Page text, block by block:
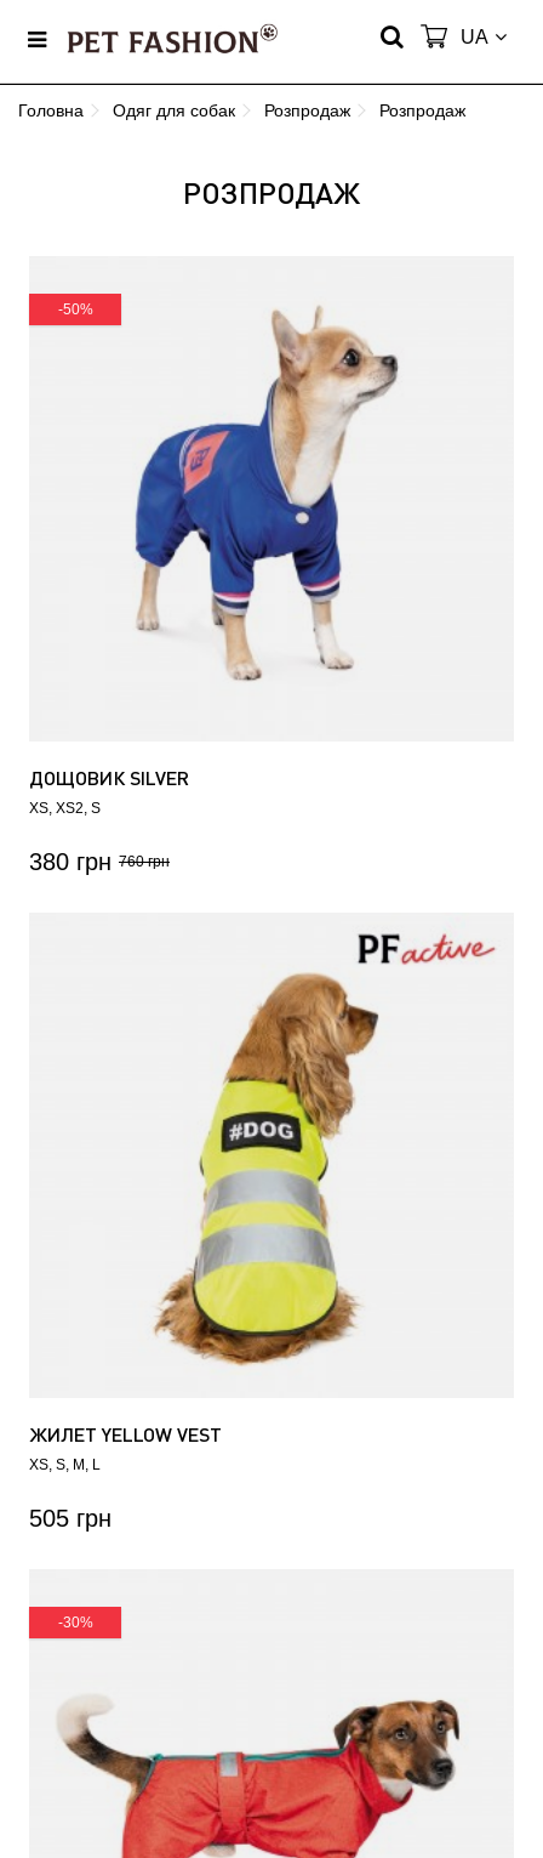
UA
Головна Одяг для собак Розпродаж Розпродаж
РОЗПРОДАЖ
-50%
ДОЩОВИК SILVER
XS XS2 S
380 грн 760 грн
ЖИЛЕТ YELLOW VEST
XS S M L
505 грн
-30%